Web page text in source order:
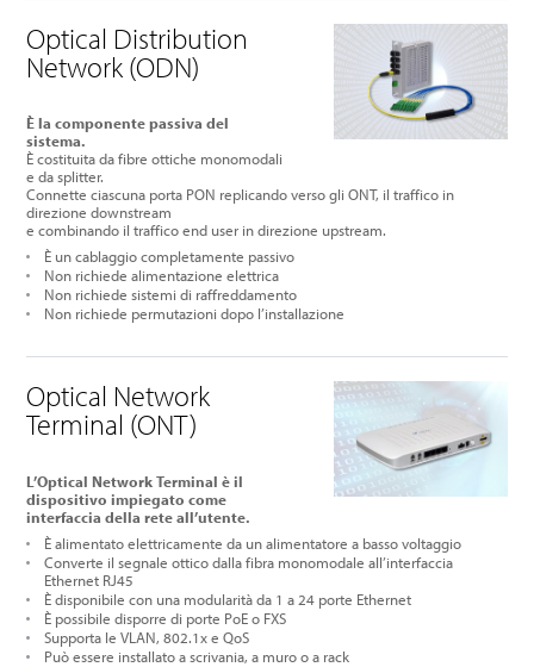
Optical Distribution
Network (ODN)
È la componente passiva del
sistema.
È costituita da fibre ottiche monomodali
e da splitter.
Connette ciascuna porta PON replicando verso gli ONT, il traffico in
direzione downstream
e combinando il traffico end user in direzione upstream.
È un cablaggio completamente passivo
Non richiede alimentazione elettrica
Non richiede sistemi di raffreddamento
Non richiede permutazioni dopo l’installazione
Optical Network
Terminal (ONT)
L’Optical Network Terminal è il
dispositivo impiegato come
interfaccia della rete all’utente.
È alimentato elettricamente da un alimentatore a basso voltaggio
Converte il segnale ottico dalla fibra monomodale all’interfaccia
Ethernet RJ45
Èdisponibile con una modularità da 1 a 24 porte Ethernet
È possibile disporre di porte PoE o FXS
Supporta le VLAN, 802.1x e QoS
Può essere installato a scrivania, a muro o a rack